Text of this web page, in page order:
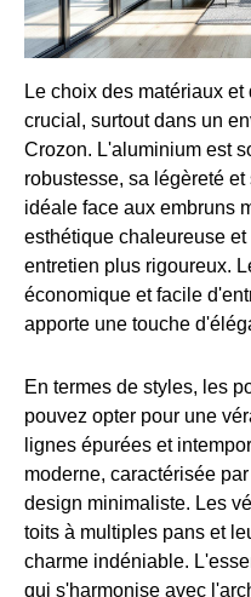
Le choix des matériaux
crucial, surtout dans un
Crozon. L'aluminium est
robustesse, sa légèreté
idéale face aux embruns
esthétique chaleureuse
entretien plus rigoureux.
économique et facile
apporte une touche
En termes de styles, les
pouvez opter pour une
lignes épurées et
moderne, caractérisée
design minimaliste. Les
toits à multiples pans et
charme indéniable.
qui s'harmonise avec